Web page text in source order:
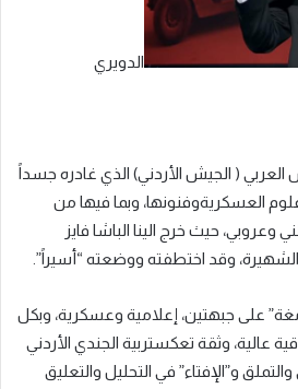
الدويري
العربي ( الجيش الأردني) الذي غادره جسداً
العسكريةوفنونها، وبما فيها من
وعروبي، حيث خرج الينا الباشا فايز
الشهيرة، وقد اختطفته ووضعته “أسيراً”
على جبهتين، إعلامية وعسكرية، وبكل
عالية، وثقة تعكس تربية الجندي الأردني
والتملق و”الإفتاء” في التحليل والتعليق